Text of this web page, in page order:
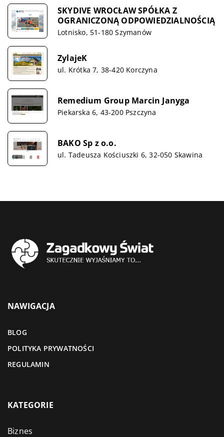
SKYDIVE WROCŁAW SPÓŁKA Z
OGRANICZONĄ ODPOWIEDZIALNOŚCIĄ
Lotnisko, 51-180 Szymanów
ZylajeK
ul. Krótka 7, 38-420 Korczyna
Remedium Group Marcin Janyga
Piekarska 6, 43-200 Pszczyna
BAKO Sp z o.o.
ul. Tadeusza Kościuszki 6, 32-050 Skawina
NAWIGACJA
BLOG
POLITYKA PRYWATNOŚCI
REGULAMIN
KATEGORIE
Biznes